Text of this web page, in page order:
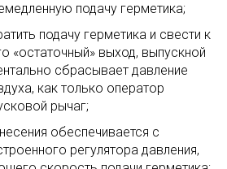
подачу герметика;
подачу герметика и свести к
«остаточный» выход, выпускной
сбрасывает давление
как только оператор
рычаг;
обеспечивается с
регулятора давления,